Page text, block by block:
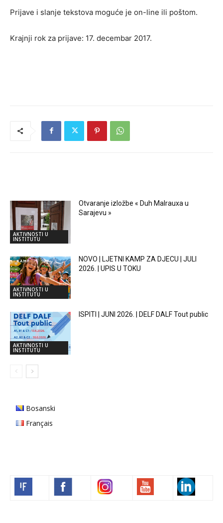
Prijave i slanje tekstova moguće je on-line ili poštom.
Krajnji rok za prijave: 17. decembar 2017.
AKTIVNOSTI U
INSTITUTU
Otvaranje izložbe « Duh Malrauxa u
Sarajevu »
AKTIVNOSTI U
INSTITUTU
NOVO | LJETNI KAMP ZA DJECU | JULI
2026. | UPIS U TOKU
AKTIVNOSTI U
INSTITUTU
ISPITI | JUNI 2026. | DELF DALF Tout public
Bosanski
Français